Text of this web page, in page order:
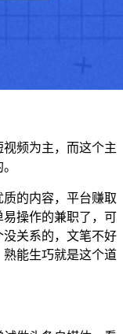
频为主，而这个主
的内容，平台赚取
操作的兼职了，可
关系的，文笔不好
能生巧就是这个道